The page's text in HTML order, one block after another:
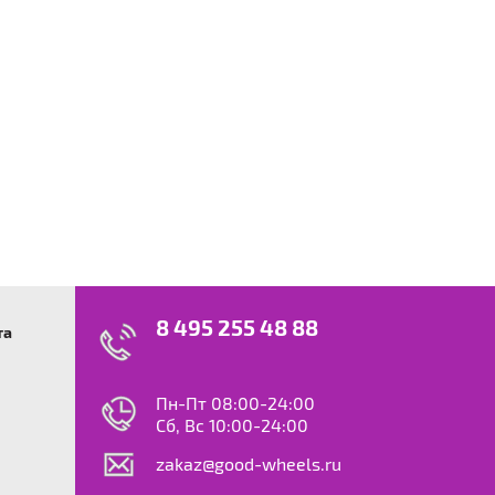
8 495 255 48 88
Пн-Пт 08:00-24:00
Сб, Вс 10:00-24:00
zakaz@good-wheels.ru